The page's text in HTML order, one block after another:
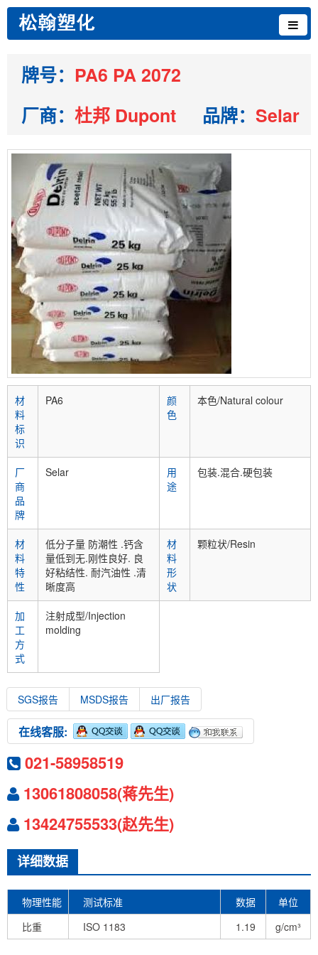
牌号： PA6 PA 2072
厂商： 杜邦 Dupont 品牌： Selar
材
料
标
识
PA6
颜
色
本色/Natural colour
厂
商
品
牌
Selar
用
途
包装.混合.硬包装
材
料
特
性
低分子量 防潮性 .钙含
量低到无.刚性良好. 良
好粘结性. 耐汽油性 .清
晰度高
材
料
形
状
颗粒状/Resin
加
工
方
式
注射成型/Injection
molding
SGS报告 MSDS报告 出厂报告
在线客服:
021-58958519
13061808058(蒋先生)
13424755533(赵先生)
详细数据
物理性能 测试标准 数据
单位
比重
ISO 1183 1.19 g/cm³